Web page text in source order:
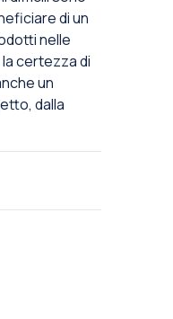
di un
nelle
certezza di
un
dalla